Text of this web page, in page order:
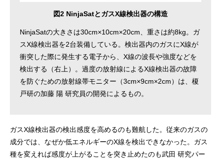
図2 NinjaSatとガスX線検出器の構造
NinjaSatの大きさは30cm×10cm×20cm、重さは約8kg。ガ
スX線検出器を2台装備している。検出器内のガスにX線が
衝突した際に発生する電子から、X線の波長や強度などを
検出する（右上）。過度の放射線によるX線検出器の故障
を防ぐための放射線帯モニター（3cm×9cm×2cm）は、榎
戸研の加藤 陽 研究員の開発によるもの。
ガスX線検出器の検出感度を高めるのも難航した。従来のガスの
成分では、なぜか低エネルギーのX線を検出できなかった。ガス
種を変えれば感度が上がることを突き止めたのも武田 研究パー